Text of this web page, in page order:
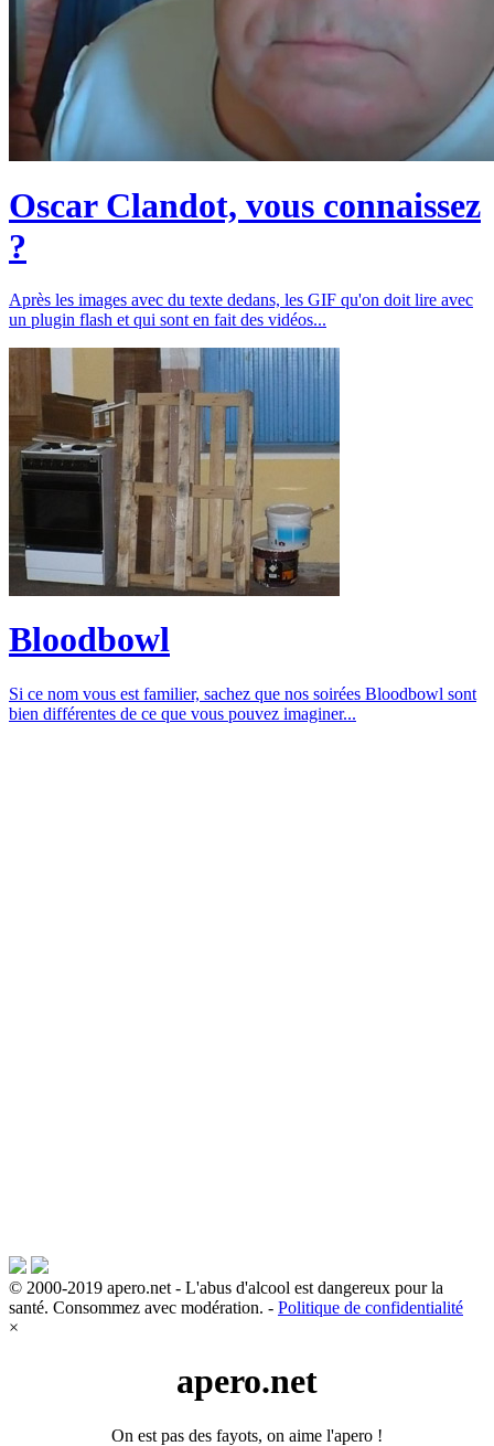
Oscar Clandot, vous connaissez
?
Après les images avec du texte dedans, les GIF qu'on doit lire avec
un plugin flash et qui sont en fait des vidéos...
Bloodbowl
Si ce nom vous est familier, sachez que nos soirées Bloodbowl sont
bien différentes de ce que vous pouvez imaginer...
© 2000-2019 apero.net - L'abus d'alcool est dangereux pour la
santé. Consommez avec modération. - Politique de confidentialité
×
apero.net
On est pas des fayots, on aime l'apero !